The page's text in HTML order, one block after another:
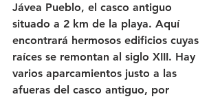
Jávea Pueblo, el casco antiguo
situado a 2 km de la playa. Aquí
encontrará hermosos edificios cuyas
raíces se remontan al siglo XIII. Hay
varios aparcamientos justo a las
afueras del casco antiguo, por